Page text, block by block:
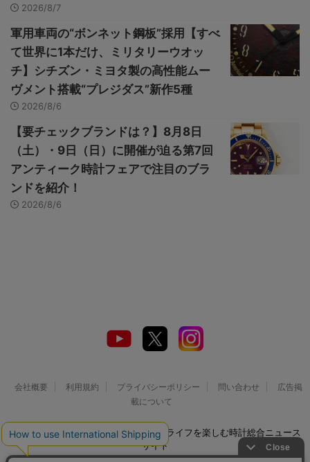
2026/8/7
軍用車両の“ボンネット鋼板”採用【すべ
て世界に1本だけ、ミリタリーウオッ
チ】シチズン・ミヨタ製の高性能ムー
ヴメント搭載“プレジダス”新作5種
2026/8/6
【要チェックブランドは？】8月8日
（土）・9日（日）に開催が迫る第7回
アンティーク時計フェアで注目のブラ
ンドを紹介！
2026/8/6
会社概要 利用規約 プライバシーポリシー 問い合わせ
広告掲
載について
© 2026 Watch LIFE NEWS｜ウオッチライフを楽しむ時計総合ニュース
サイト